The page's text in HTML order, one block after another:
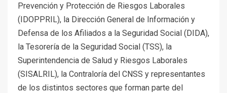
Prevención y Protección de Riesgos Laborales
(IDOPPRIL), la Dirección General de Información y
Defensa de los Afiliados a la Seguridad Social (DIDA),
la Tesorería de la Seguridad Social (TSS), la
Superintendencia de Salud y Riesgos Laborales
(SISALRIL), la Contraloría del CNSS y representantes
de los distintos sectores que forman parte del